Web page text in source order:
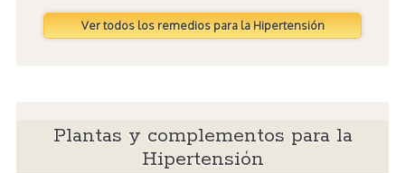
Ver todos los remedios para la Hipertensión
Plantas y complementos para la
Hipertensión